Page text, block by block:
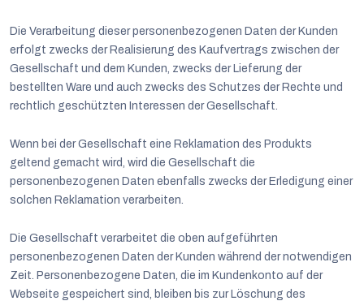
Die Verarbeitung dieser personenbezogenen Daten der Kunden
erfolgt zwecks der Realisierung des Kaufvertrags zwischen der
Gesellschaft und dem Kunden, zwecks der Lieferung der
bestellten Ware und auch zwecks des Schutzes der Rechte und
rechtlich geschützten Interessen der Gesellschaft.
Wenn bei der Gesellschaft eine Reklamation des Produkts
geltend gemacht wird, wird die Gesellschaft die
personenbezogenen Daten ebenfalls zwecks der Erledigung einer
solchen Reklamation verarbeiten.
Die Gesellschaft verarbeitet die oben aufgeführten
personenbezogenen Daten der Kunden während der notwendigen
Zeit. Personenbezogene Daten, die im Kundenkonto auf der
Webseite gespeichert sind, bleiben bis zur Löschung des